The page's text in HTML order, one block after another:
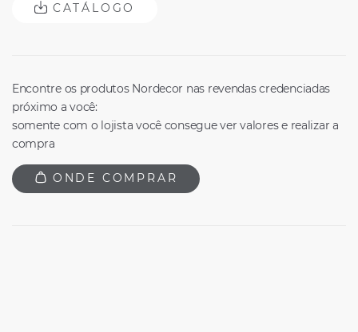
CATÁLOGO
Encontre os produtos Nordecor nas revendas credenciadas
próximo a você:
somente com o lojista você consegue ver valores e realizar a
compra
ONDE COMPRAR